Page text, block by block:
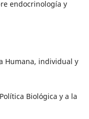
endocrinología y
Humana, individual y
Biológica y a la